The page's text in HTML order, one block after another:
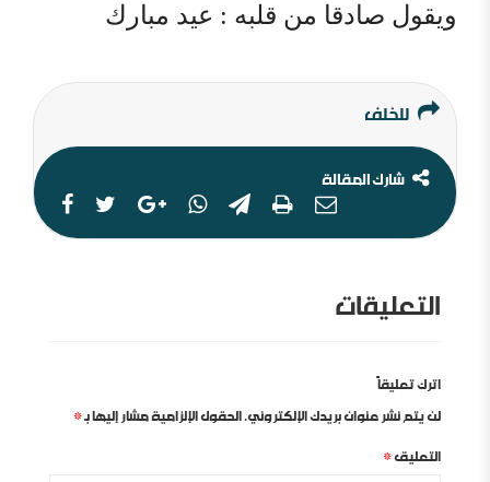
ويقول صادقا من قلبه : عيد مبارك
للخلف
شارك المقالة
التعليقات
اترك تعليقاً
لن يتم نشر عنوان بريدك الإلكتروني.الحقول الإلزامية مشار إليها بـ*
التعليق*